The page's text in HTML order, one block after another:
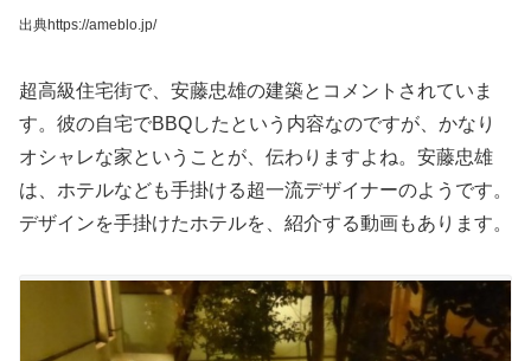
出典https://ameblo.jp/
超高級住宅街で、安藤忠雄の建築とコメントされていま
す。彼の自宅でBBQしたという内容なのですが、かなり
オシャレな家ということが、伝わりますよね。安藤忠雄
は、ホテルなども手掛ける超一流デザイナーのようです。
デザインを手掛けたホテルを、紹介する動画もあります。